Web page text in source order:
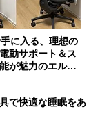
に入る、理想の
動サポート＆ス
が魅力のエルゴ
で快適な睡眠をあ